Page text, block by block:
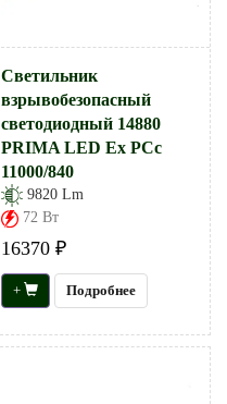
Светильник
взрывобезопасный
светодиодный 14880
PRIMA LED Ex PCc
11000/840
9820 Lm
72 Вт
16370 ₽
+ Подробнее